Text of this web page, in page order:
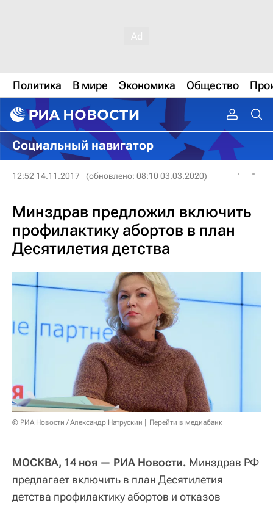
Политика В мире Экономика Общество
Социальный навигатор
12:52 14.11.2017 (обновлено: 08:10 03.03.2020)
Минздрав предложил включить
профилактику абортов в план
Десятилетия детства
© РИА Новости / Александр Натрускин Перейти в медиабанк
МОСКВА, 14 ноя — РИА Новости. Минздрав РФ
предлагает включить в план Десятилетия
детства профилактику абортов и отказов